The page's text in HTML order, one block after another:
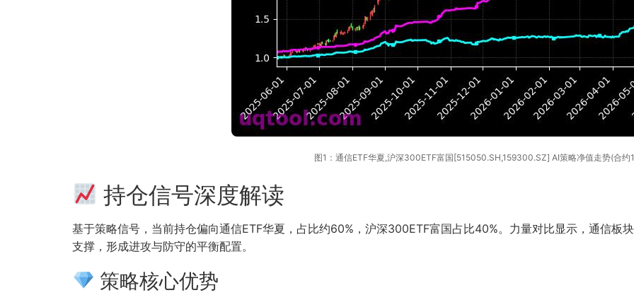
图1：通信ETF华夏,沪深300ETF富国[515050.SH,159300.SZ] AI策略净值走势(合约
持仓信号深度解读
基于策略信号，当前持仓偏向通信ETF华夏，占比约60%，沪深300ETF富国占比40%。力量对比显示，通信板
支撑，形成进攻与防守的平衡配置。
策略核心优势